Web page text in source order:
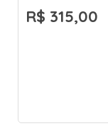
R$ 315,00